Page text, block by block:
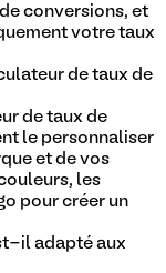
conversions, et
votre taux
de taux de
de taux de
le personnaliser
et de vos
les
pour créer un
il adapté aux